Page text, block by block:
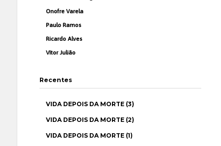
Onofre Varela
Paulo Ramos
Ricardo Alves
Vítor Julião
Recentes
VIDA DEPOIS DA MORTE (3)
VIDA DEPOIS DA MORTE (2)
VIDA DEPOIS DA MORTE (1)